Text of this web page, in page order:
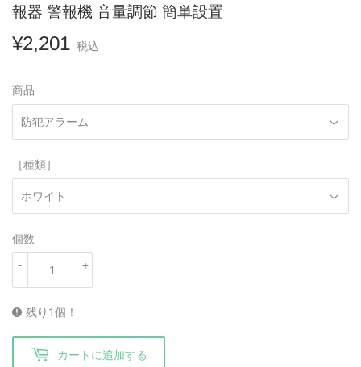
報器 警報機 音量調節 簡単設置
¥2,201 ¥2,201
税込
商品
［種類］
個数
+
-
残り1個！
カートに追加する